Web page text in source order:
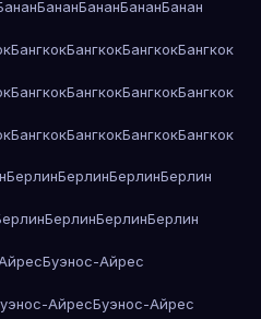
БананБананБананБанан
БангкокБангкокБангкокБангкок
БангкокБангкокБангкокБангкок
БангкокБангкокБангкокБангкок
БерлинБерлинБерлинБерлин
БерлинБерлинБерлин
Буэнос-Айрес
АйресБуэнос-Айрес